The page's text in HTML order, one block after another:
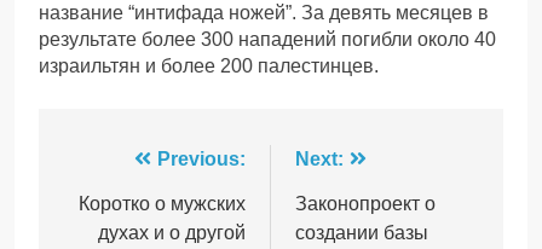
название “интифада ножей”. За девять месяцев в
результате более 300 нападений погибли около 40
израильтян и более 200 палестинцев.
Навігація
записів
Previous:
Коротко о мужских
духах и о другой
Next:
Законопроект о
создании базы